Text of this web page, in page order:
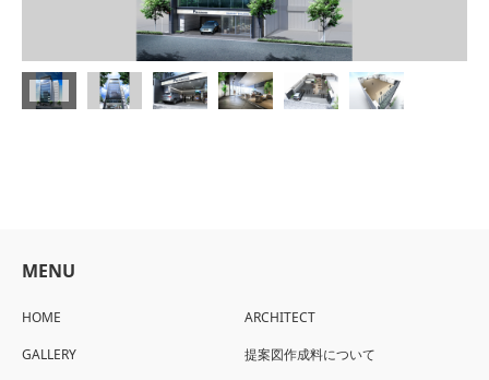
MENU
HOME
GALLERY
ARCHITECT
提案図作成料について